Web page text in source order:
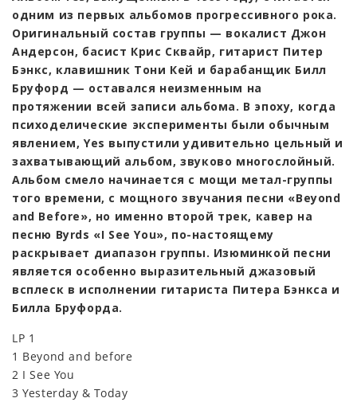
одним из первых альбомов прогрессивного рока.
Оригинальный состав группы — вокалист Джон
Андерсон, басист Крис Сквайр, гитарист Питер
Бэнкс, клавишник Тони Кей и барабанщик Билл
Бруфорд — оставался неизменным на
протяжении всей записи альбома. В эпоху, когда
психоделические эксперименты были обычным
явлением, Yes выпустили удивительно цельный и
захватывающий альбом, звуково многослойный.
Альбом смело начинается с мощи метал-группы
того времени, с мощного звучания песни «Beyond
and Before», но именно второй трек, кавер на
песню Byrds «I See You», по-настоящему
раскрывает диапазон группы. Изюминкой песни
является особенно выразительный джазовый
всплеск в исполнении гитариста Питера Бэнкса и
Билла Бруфорда.
LP 1
1 Beyond and before
2 I See You
3 Yesterday & Today